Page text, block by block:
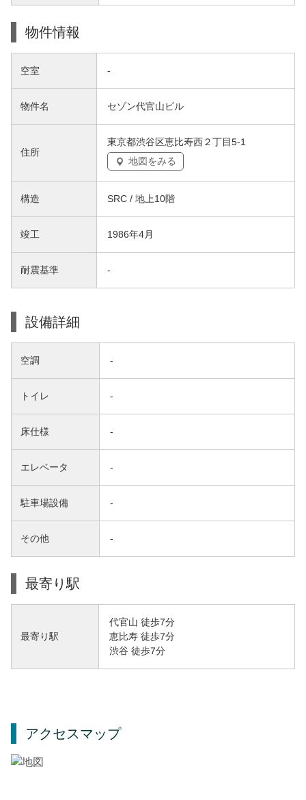
物件情報
空室 -
物件名 セゾン代官山ビル
住所
東京都渋谷区恵比寿西２丁目5-1
地図をみる
構造 SRC / 地上10階
竣工 1986年4月
耐震基準 -
設備詳細
空調 -
トイレ -
床仕様 -
エレベータ -
駐車場設備 -
その他 -
最寄り駅
最寄り駅
代官山 徒歩7分
恵比寿 徒歩7分
渋谷 徒歩7分
アクセスマップ